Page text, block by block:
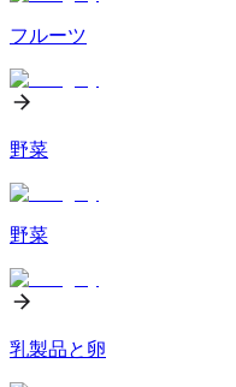
フルーツ
野菜
野菜
乳製品と卵